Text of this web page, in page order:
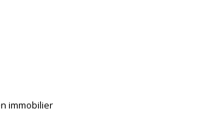
immobilier